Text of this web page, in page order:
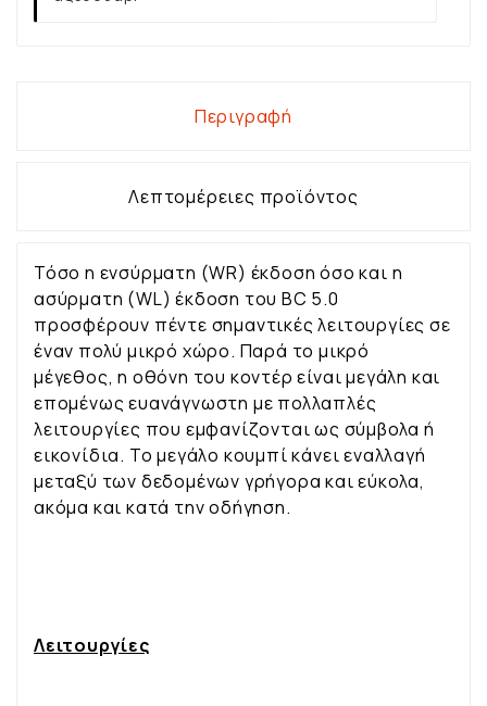
Περιγραφή
Λεπτομέρειες προϊόντος
Τόσο η ενσύρματη (WR) έκδοση όσο και η
ασύρματη (WL) έκδοση του BC 5.0
προσφέρουν πέντε σημαντικές λειτουργίες σε
έναν πολύ μικρό χώρο. Παρά το μικρό
μέγεθος, η οθόνη του κοντέρ είναι μεγάλη και
επομένως ευανάγνωστη με πολλαπλές
λειτουργίες που εμφανίζονται ως σύμβολα ή
εικονίδια. Το μεγάλο κουμπί κάνει εναλλαγή
μεταξύ των δεδομένων γρήγορα και εύκολα,
ακόμα και κατά την οδήγηση.
Λειτουργίες